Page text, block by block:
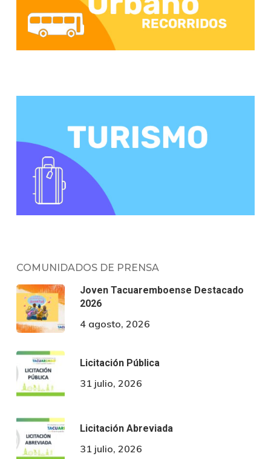
COMUNIDADOS DE PRENSA
Joven Tacuaremboense Destacado
2026
4 agosto, 2026
Licitación Pública
31 julio, 2026
Licitación Abreviada
31 julio, 2026